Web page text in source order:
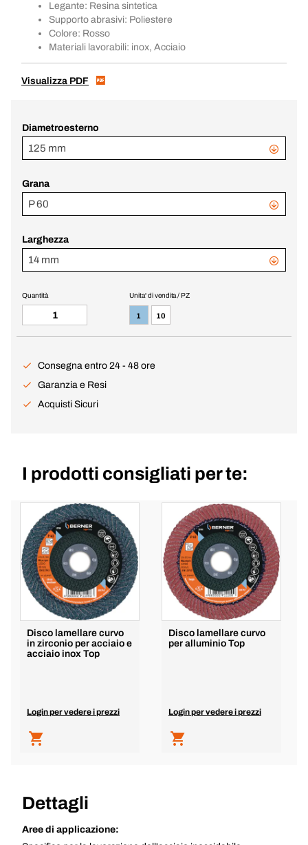
Legante: Resina sintetica
Supporto abrasivi: Poliestere
Colore: Rosso
Materiali lavorabili: inox, Acciaio
Visualizza PDF
Diametroesterno
125 mm
Grana
P 60
Larghezza
14 mm
Unita' di vendita / PZ
1 10
Quantità
Consegna entro 24 - 48 ore
Garanzia e Resi
Acquisti Sicuri
I prodotti consigliati per te:
Disco lamellare curvo
in zirconio per acciaio e
acciaio inox Top
Login per vedere i prezzi
Disco lamellare curvo
per alluminio Top
Login per vedere i prezzi
Dettagli
Aree di applicazione: